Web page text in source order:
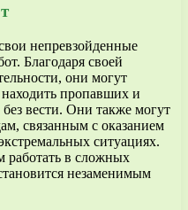
непревзойденные
Благодаря своей
они могут
пропавших и
вести. Они также могут
связанным с оказанием
ситуациях.
в сложных
незаменимым